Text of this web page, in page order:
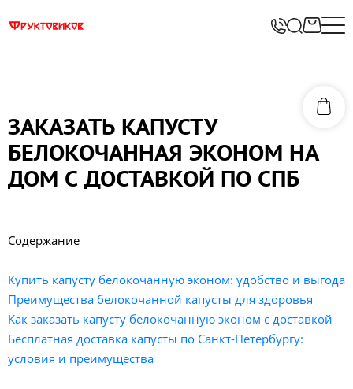
ЗАКАЗАТЬ КАПУСТУ
БЕЛОКОЧАННАЯ ЭКОНОМ НА
ДОМ С ДОСТАВКОЙ ПО СПБ
Содержание
Купить капусту белокочанную эконом: удобство и выгода
Преимущества белокочанной капусты для здоровья
Как заказать капусту белокочанную эконом с доставкой
Бесплатная доставка капусты по Санкт-Петербургу:
условия и преимущества